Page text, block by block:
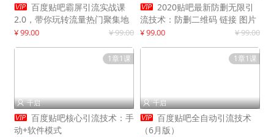
 百度贴吧霸屏引流实战课
2.0，带你玩转流量热门聚集地
¥ 99.00 ¥ 99.00
 2020贴吧最新防删无限引
流技术：防删二维码 链接 图片
制作
¥ 99.00 ¥ 99.00
1章1课
 千启
 百度贴吧核心引流技术：手
动+软件模式
1章1课
 千启
 百度贴吧全自动引流技术
（6月版）